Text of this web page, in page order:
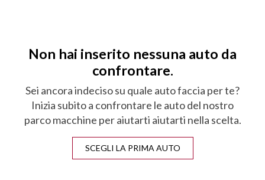
Non hai inserito nessuna auto da
confrontare.
Sei ancora indeciso su quale auto faccia per te?
Inizia subito a confrontare le auto del nostro
parco macchine per aiutarti aiutarti nella scelta.
SCEGLI LA PRIMA AUTO